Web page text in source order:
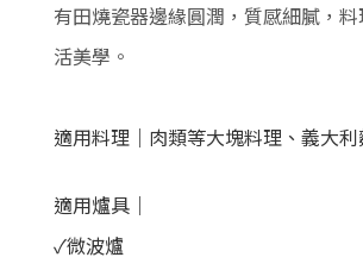
有田燒瓷器邊緣圓潤，質感細膩，
活美學。
適用料理｜肉類等大塊料理、義大
適用爐具｜
✓微波爐